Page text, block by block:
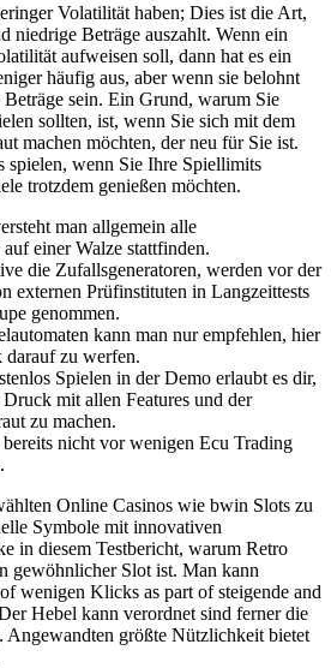
Volatilität haben; Dies ist die Art,
niedrige Beträge auszahlt. Wenn ein
aufweisen soll, dann hat es ein
häufig aus, aber wenn sie belohnt
sein. Ein Grund, warum Sie
sollten, ist, wenn Sie sich mit dem
machen möchten, der neu für Sie ist.
spielen, wenn Sie Ihre Spiellimits
trotzdem genießen möchten.
man allgemein alle
einer Walze stattfinden.
die Zufallsgeneratoren, werden vor der
externen Prüfinstituten in Langzeittests
genommen.
kann man nur empfehlen, hier
darauf zu werfen.
Spielen in der Demo erlaubt es dir,
mit allen Features und der
zu machen.
nicht vor wenigen Ecu Trading
Online Casinos wie bwin Slots zu
Symbole mit innovativen
in diesem Testbericht, warum Retro
gewöhnlicher Slot ist. Man kann
wenigen Klicks as part of steigende and
Hebel kann verordnet sind ferner die
Angewandten größte Nützlichkeit bietet